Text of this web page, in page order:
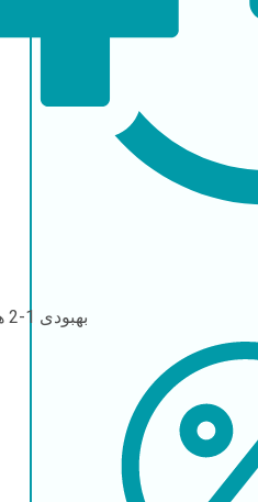
بهبودی 1-2 هفته